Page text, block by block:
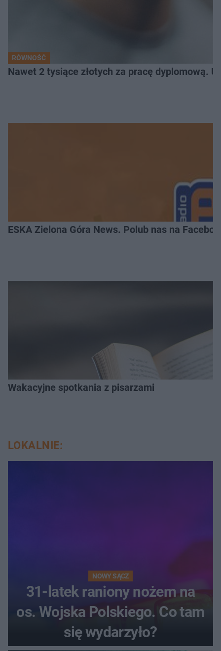
RÓWNOŚĆ
Nawet 2 tysiące złotych za pracę dyplomową.
ESKA Zielona Góra News. Polub nas na
Wakacyjne spotkania z pisarzami
LOKALNIE:
NOWY SĄCZ
31-latek raniony nożem na
os. Wojska Polskiego. Co tam
się wydarzyło?